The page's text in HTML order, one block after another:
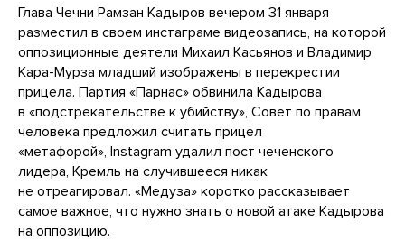
Глава Чечни Рамзан Кадыров вечером 31 января
разместил в своем инстаграме видеозапись, на которой
оппозиционные деятели Михаил Касьянов и Владимир
Кара-Мурза младший изображены в перекрестии
прицела. Партия «Парнас» обвинила Кадырова
в «подстрекательстве к убийству», Совет по правам
человека предложил считать прицел
«метафорой», Instagram удалил пост чеченского
лидера, Кремль на случившееся никак
не отреагировал. «Медуза» коротко рассказывает
самое важное, что нужно знать о новой атаке Кадырова
на оппозицию.